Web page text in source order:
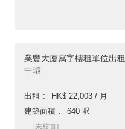
業豐大廈寫字樓租單位出租
中環
出租
HK$ 22,003 / 月
建築面積
640 呎
[未核實]